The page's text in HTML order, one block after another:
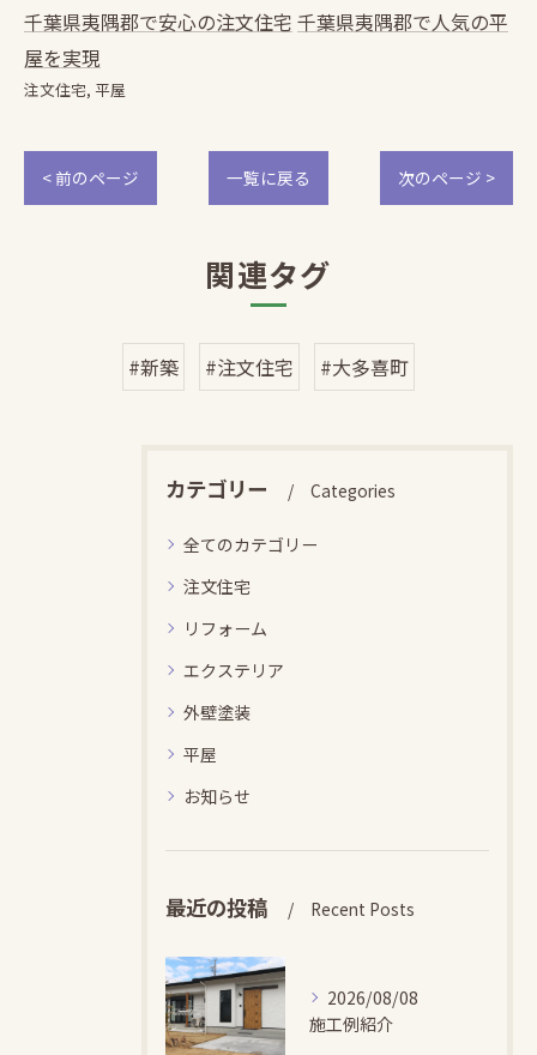
千葉県夷隅郡で安心の注文住宅 千葉県夷隅郡で人気の平
屋を実現
注文住宅 平屋
< 前のページ 一覧に戻る 次のページ >
関連タグ
#新築 #注文住宅 #大多喜町
カテゴリー Categories
全てのカテゴリー
注文住宅
リフォーム
エクステリア
外壁塗装
平屋
お知らせ
最近の投稿 Recent Posts
2026/08/08
施工例紹介